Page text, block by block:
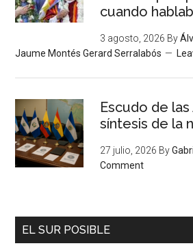
cuando
3 agosto, 2026 By
Jaume Montés Gerard Serralabós
Escudo de
síntesis de la
27 julio, 2026 By
Comment
EL SUR POSIBLE